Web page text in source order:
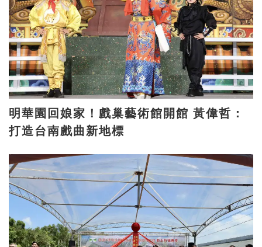
明華園回娘家！戲巢藝術館開館 黃偉哲：
打造台南戲曲新地標